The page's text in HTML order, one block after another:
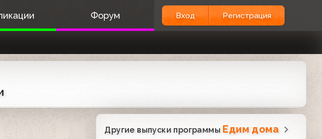
Форум Вход Регистрация
Другие выпуски программы Едим дома